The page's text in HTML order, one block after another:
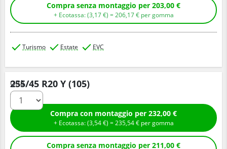
Compra senza montaggio per 203,00 €
+ Ecotassa: (3,17€ ) =206,17€ per gomma
Turismo Estate EVC
255/45 R20 Y (105)
Q.tà
Compra con montaggio per 232,00 €
+ Ecotassa: (3,54€ ) =235,54€ per gomma
Compra senza montaggio per 211,00 €